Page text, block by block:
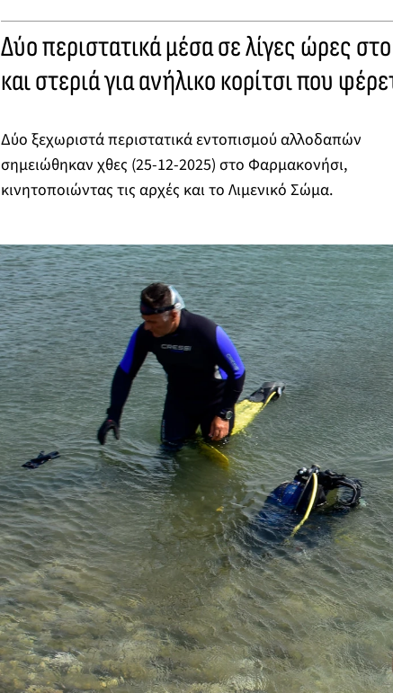
Δύο περιστατικά μέσα σε λίγες ώρες
και στεριά για ανήλικο κορίτσι που
Δύο ξεχωριστά περιστατικά εντοπισμού αλλοδαπών
σημειώθηκαν χθες (25-12-2025) στο Φαρμακονήσι,
κινητοποιώντας τις αρχές και το Λιμενικό Σώμα.